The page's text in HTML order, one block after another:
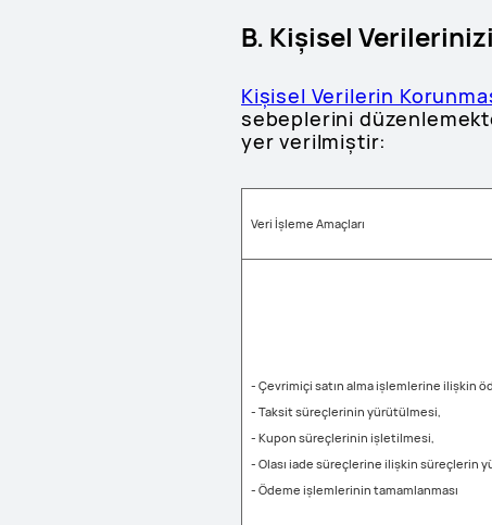
B. Kişisel
Kişisel Verilerin
sebeplerini
yer verilmiştir:
Veri İşleme Amaçları
- Çevrimiçi satın alma işlemlerine ilişkin
- Taksit süreçlerinin yürütülmesi,
- Kupon süreçlerinin işletilmesi,
- Olası iade süreçlerine ilişkin süreçlerin
- Ödeme işlemlerinin tamamlanması